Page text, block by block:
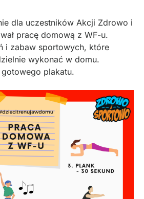
dla uczestników Akcji Zdrowo i
pracę domową z WF-u.
i zabaw sportowych, które
wykonać w domu.
plakatu.